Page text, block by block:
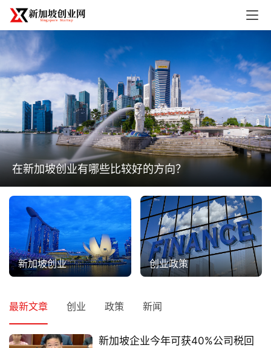
在新加坡创业有哪些比较好的方向？
新加坡创业 创业政策
最新文章 创业 政策 新闻
新加坡企业今年可获40%公司税回